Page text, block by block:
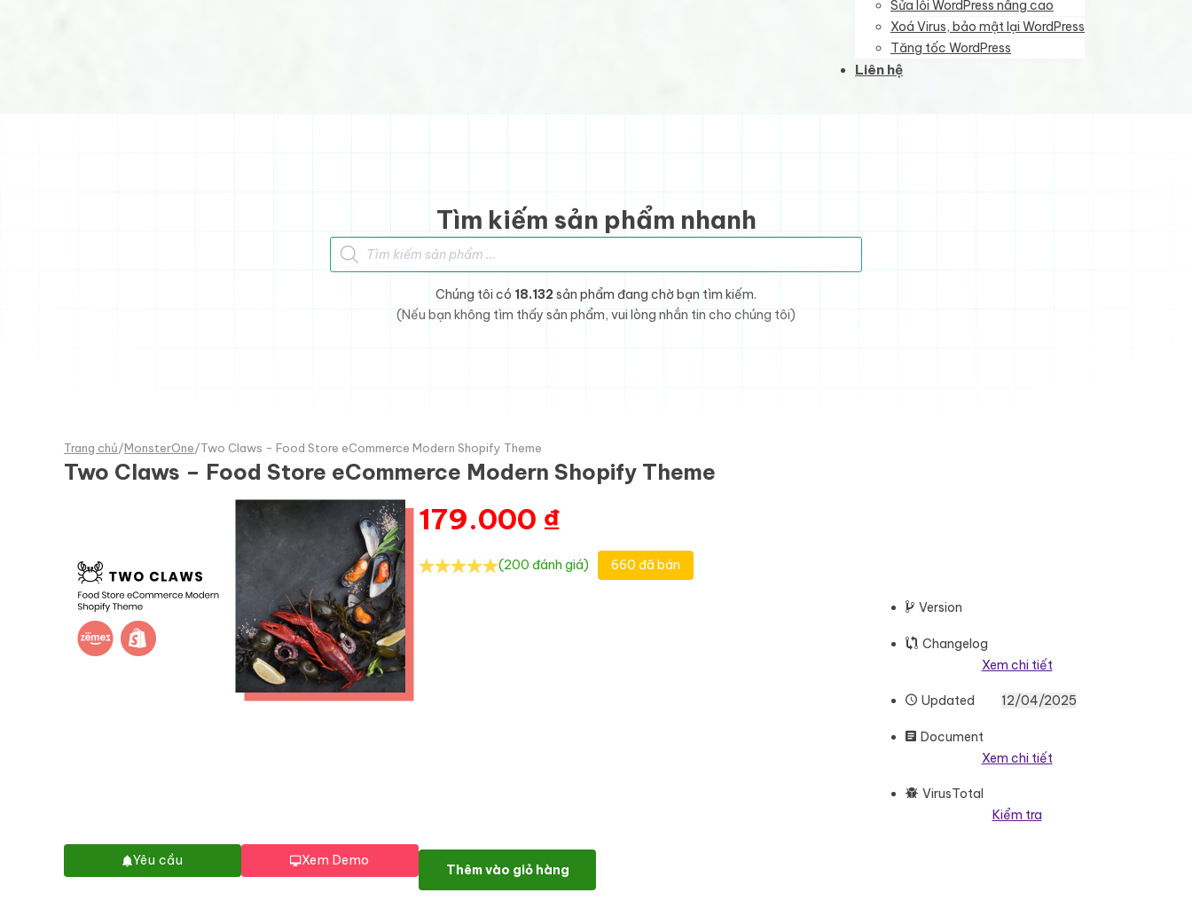
Sửa lỗi WordPress nâng cao
Xoá Virus, bảo mật lại WordPress
Tăng tốc WordPress
Liên hệ
Tìm kiếm sản phẩm nhanh
Tìm kiếm sản phẩm
Chúng tôi có 18.132 sản phẩm đang chờ bạn tìm kiếm.
(Nếu bạn không tìm thấy sản phẩm, vui lòng nhắn tin cho chúng tôi)
Trang chủ/MonsterOne/Two Claws - Food Store eCommerce Modern Shopify Theme
Two Claws – Food Store eCommerce Modern Shopify Theme
Yêu cầu Xem Demo
179.000 ₫
(200 đánh giá) 660 đã bán
Version
Changelog
Xem chi tiết
Updated 12/04/2025
Document
Xem chi tiết
VirusTotal
Kiểm tra
Two Claws - Food Store eCommerce Modern Shopify Theme số lượng
Thêm vào giỏ hàng